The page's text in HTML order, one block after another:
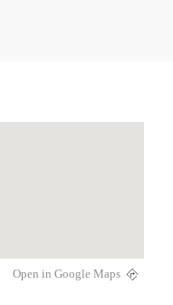
Open in Google Maps